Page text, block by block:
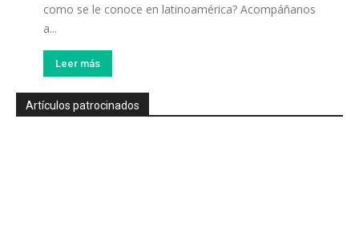
como se le conoce en latinoamérica? Acompáñanos
a...
Leer más
Artículos patrocinados